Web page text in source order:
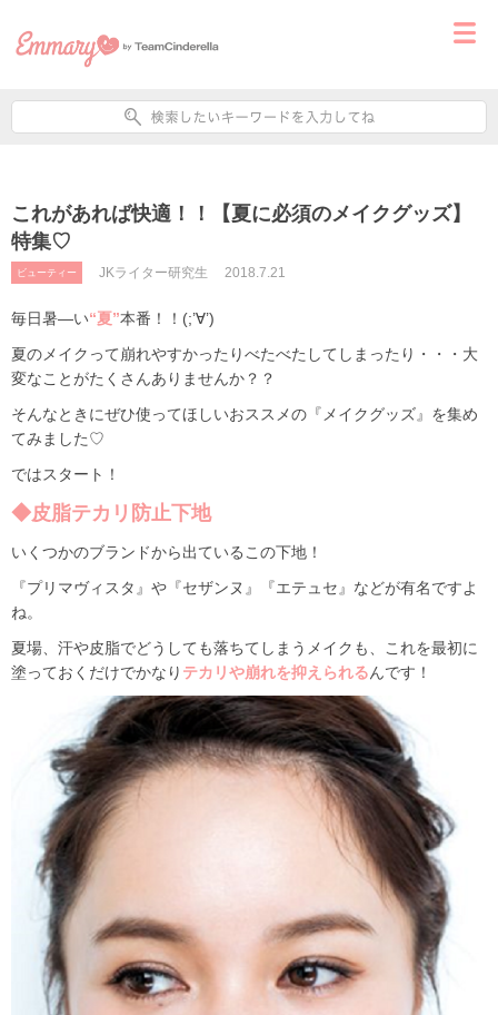
これがあれば快適！！【夏に必須のメイクグッズ】
特集♡
ビューティー JKライター研究生 2018.7.21
毎日暑―い“夏”本番！！(;’∀’)
夏のメイクって崩れやすかったりべたべたしてしまったり・・・大
変なことがたくさんありませんか？？
そんなときにぜひ使ってほしいおススメの『メイクグッズ』を集め
てみました♡
ではスタート！
◆皮脂テカリ防止下地
いくつかのブランドから出ているこの下地！
『プリマヴィスタ』や『セザンヌ』『エテュセ』などが有名ですよ
ね。
夏場、汗や皮脂でどうしても落ちてしまうメイクも、これを最初に
塗っておくだけでかなり テカリや崩れを抑えられるんです！